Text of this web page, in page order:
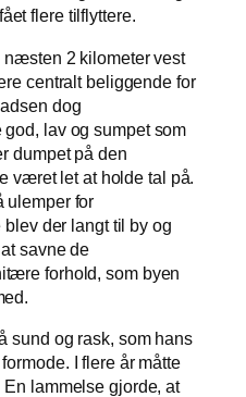
flere tilflyttere.
2 kilometer vest
centralt beliggende for
dog
lav og sumpet som
dumpet på den
været let at holde tal på.
ulemper for
der langt til by og
savne de
forhold, som byen
sund og rask, som hans
I flere år måtte
lammelse gjorde, at